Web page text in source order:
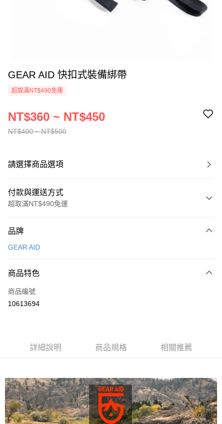
GEAR AID 快扣式裝備綁帶
超取滿NT$490免運
NT$400 ~ NT$500
NT$360 ~ NT$450
請選擇商品選項
付款與運送方式
超取滿NT$490免運
信用卡一次付款
3 期 0 利率 每期
合作金庫商業銀行
上海商業儲蓄銀行
聯邦商業銀行
遠東國際商業銀行
台新國際商業銀行
中國信託商業銀行
台灣樂天信用卡公司
超商取貨付款
LINE Pay
ATM付款
全家取貨付款
每筆NT$60，滿NT$490(含以上)免運費
付款後全家取貨
品牌
GEAR AID
商品特色
商品編號
10613694
詳細說明 商品規格 相關推薦